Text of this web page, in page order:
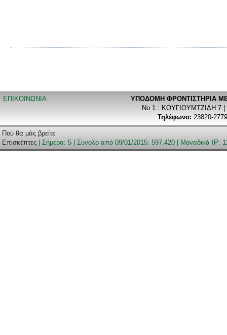
ΕΠΙΚΟΙΝΩΝΙΑ
ΥΠΟΔΟΜΗ ΦΡΟΝΤΙΣΤΗΡΙA
Νο 1 : ΚΟΥΓΙΟΥΜΤΖΙΔΗ 7
Τηλέφωνο: 23820-
Πού θα μάς βρείτε
Επισκέπτες | Σήμερα: 5 | Σύνολο από 09/01/2015: 597,420 | Μοναδικά IP: